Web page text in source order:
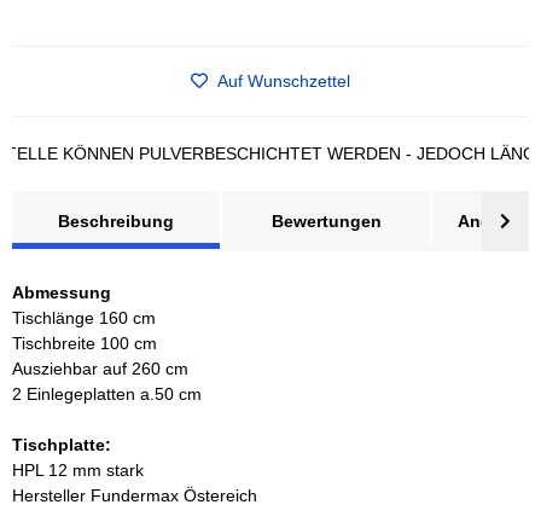
Auf Wunschzettel
KÖNNEN PULVERBESCHICHTET WERDEN - JEDOCH LÄNGERE
Beschreibung Bewertungen Angebot
Abmessung
Tischlänge 160 cm
Tischbreite 100 cm
Ausziehbar auf 260 cm
2 Einlegeplatten a.50 cm
Tischplatte:
HPL 12 mm stark
Hersteller Fundermax Östereich